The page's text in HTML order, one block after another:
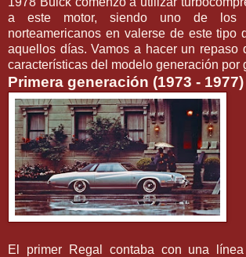
a este motor, siendo uno de los
norteamericanos en valerse de este tipo
aquellos días. Vamos a hacer un repaso
características del modelo generación por
Primera generación (1973 - 1977)
El primer Regal contaba con una